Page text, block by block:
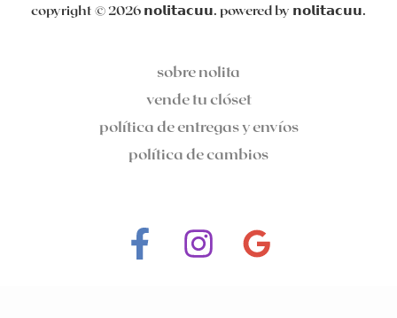
copyright © 2026 𝗻𝗼𝗹𝗶𝘁𝗮𝗰𝘂𝘂. powered by 𝗻𝗼𝗹𝗶𝘁𝗮𝗰𝘂𝘂.
sobre nolita
vende tu clóset
política de entregas y envíos
política de cambios